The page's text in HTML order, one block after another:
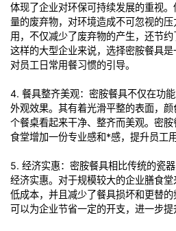
体现了企业对环保可持续发展的重视
量的废弃物，对环境造成不可忽视的
用，不仅减少了废弃物的产生，还节
这样的大型企业来说，选择密胺餐具
对员工日常用餐习惯的引导。
4. 餐具整齐美观：密胺餐具不仅在功
外观效果。其有着光滑平整的表面，
个餐桌看起来干净、整齐而美观。密
食堂增加一份专业感和*感，提升员工
5. 经济实惠：密胺餐具相比传统的瓷
经济实惠。对于规模较大的企业膳食
低成本，并且减少了餐具损坏和更替
可以为企业节省一定的开支，进一步提